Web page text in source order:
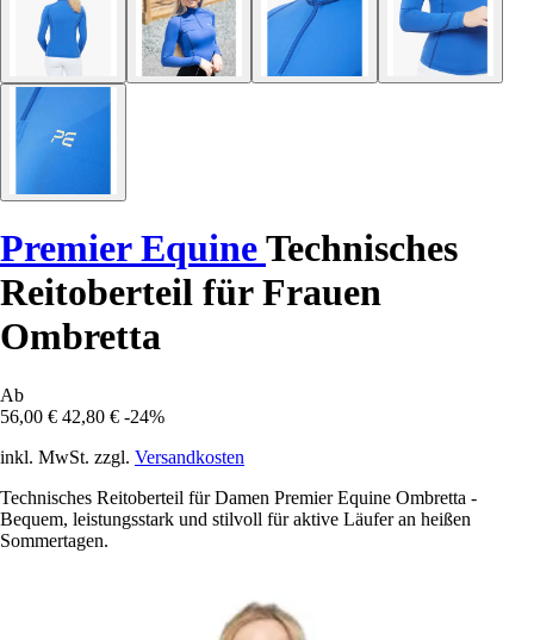
Premier EquineTechnisches
Reitoberteil für Frauen
Ombretta
Ab
56,00 € 42,80 € -24%
inkl. MwSt. zzgl. Versandkosten
Technisches Reitoberteil für Damen Premier Equine Ombretta -
Bequem, leistungsstark und stilvoll für aktive Läufer an heißen
Sommertagen.